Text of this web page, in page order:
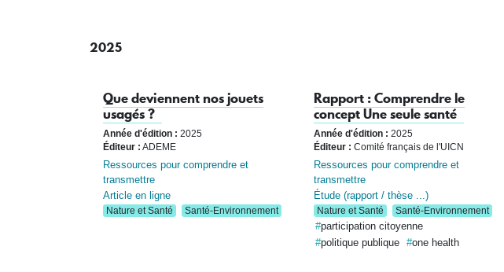
2025
Que deviennent nos jouets
usagés ?
Année d'édition : 2025
Éditeur : ADEME
Ressources pour comprendre et
transmettre
Article en ligne
Nature et Santé Santé-Environnement
Rapport : Comprendre le
concept Une seule santé
Année d'édition : 2025
Éditeur : Comité français de l'UICN
Ressources pour comprendre et
transmettre
Étude (rapport / thèse ...)
Nature et Santé Santé-Environnement
participation citoyenne
politique publique
one health